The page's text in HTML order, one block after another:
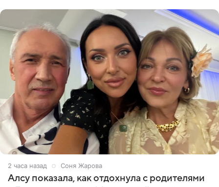
2 часа назад Соня Жарова
Алсу показала, как отдохнула с родителями